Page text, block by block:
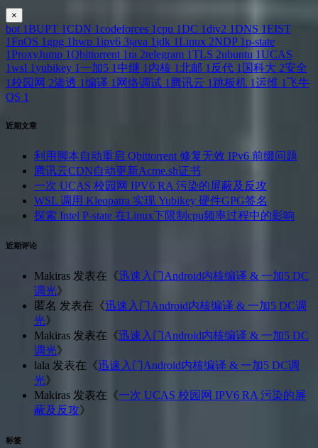
×
bot 1BUPT 1CDN 1codeforces 1cpu 1DC 1div2 1DNS 1EIST
1FnOS 1 gpg 1hwp 1ipv6 3java 1jdk 1Linux 2NDP 1p-state
1ProxyJump 1Qbittorrent 1ra 2telegram 1TLS 2ubuntu 1UCAS
1wsl 1yubikey 1一加5 1 中继 1 内核 1北邮 1 反代 1 国科大 2安全
1校园网 2渗透 1编译 1 网络调试 1 腾讯云 1 跳板机 1运维 1飞牛
OS 1
近期文章
利用脚本自动重启 Qbittorrent 修复无效 IPv6 前缀问题
腾讯云CDN自动更新Acme.sh证书
一次 UCAS 校园网 IPV6 RA 污染的屏蔽及反攻
WSL 调用 Kleopatra 实现 Yubikey 硬件GPG签名
探索 Intel P-state 在Linux下限制cpu频率过程中的影响
近期评论
Makiras 发表在《迅速入门Android内核编译 & 一加5 DC
调光》
匿名 发表在《迅速入门Android内核编译 & 一加5 DC调
光》
Makiras 发表在《迅速入门Android内核编译 & 一加5 DC
调光》
lala 发表在《迅速入门Android内核编译 & 一加5 DC调
光》
Makiras 发表在《一次 UCAS 校园网 IPV6 RA 污染的屏
蔽及反攻》
标签